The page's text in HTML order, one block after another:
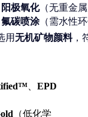
阳极氧化（无重金
氟碳喷涂（需水性
用无机矿物颜料，
EPD
（低化学